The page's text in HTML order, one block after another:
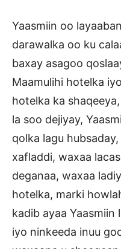
Yaasmiin oo
darawalka oo ku
baxay asagoo
Maamulihi hotelka
hotelka ka
la soo dejiyay,
qolka lagu
xafladdi, waxaa
deganaa, waxaa
hotelka, marki
kadib ayaa Yaasmiin
iyo ninkeeda inuu